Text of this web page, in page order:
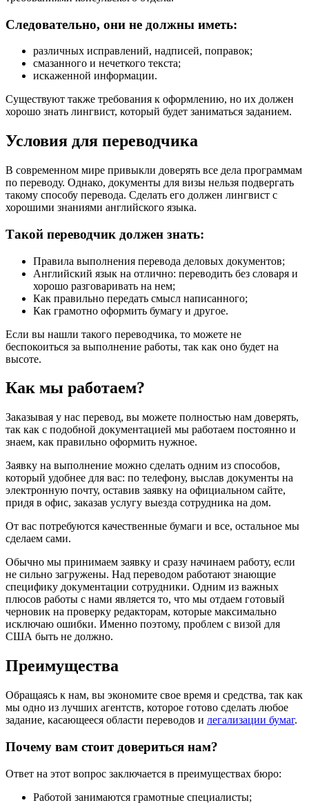
Следовательно, они не должны иметь:
различных исправлений, надписей, поправок;
смазанного и нечеткого текста;
искаженной информации.
Существуют также требования к оформлению, но их должен
хорошо знать лингвист, который будет заниматься заданием.
Условия для переводчика
В современном мире привыкли доверять все дела программам
по переводу. Однако, документы для визы нельзя подвергать
такому способу перевода. Сделать его должен лингвист с
хорошими знаниями английского языка.
Такой переводчик должен знать:
Правила выполнения перевода деловых документов;
Английский язык на отлично: переводить без словаря и
хорошо разговаривать на нем;
Как правильно передать смысл написанного;
Как грамотно оформить бумагу и другое.
Если вы нашли такого переводчика, то можете не
беспокоиться за выполнение работы, так как оно будет на
высоте.
Как мы работаем?
Заказывая у нас перевод, вы можете полностью нам доверять,
так как с подобной документацией мы работаем постоянно и
знаем, как правильно оформить нужное.
Заявку на выполнение можно сделать одним из способов,
который удобнее для вас: по телефону, выслав документы на
электронную почту, оставив заявку на официальном сайте,
придя в офис, заказав услугу выезда сотрудника на дом.
От вас потребуются качественные бумаги и все, остальное мы
сделаем сами.
Обычно мы принимаем заявку и сразу начинаем работу, если
не сильно загружены. Над переводом работают знающие
специфику документации сотрудники. Одним из важных
плюсов работы с нами является то, что мы отдаем готовый
черновик на проверку редакторам, которые максимально
исключаю ошибки. Именно поэтому, проблем с визой для
США быть не должно.
Преимущества
Обращаясь к нам, вы экономите свое время и средства, так как
мы одно из лучших агентств, которое готово сделать любое
задание, касающееся области переводов и легализации бумаг.
Почему вам стоит довериться нам?
Ответ на этот вопрос заключается в преимуществах бюро:
Работой занимаются грамотные специалисты;